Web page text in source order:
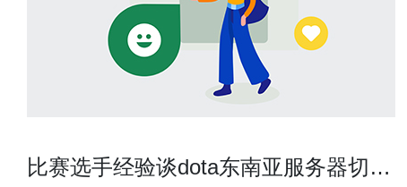
比赛选手经验谈dota东南亚服务器切国